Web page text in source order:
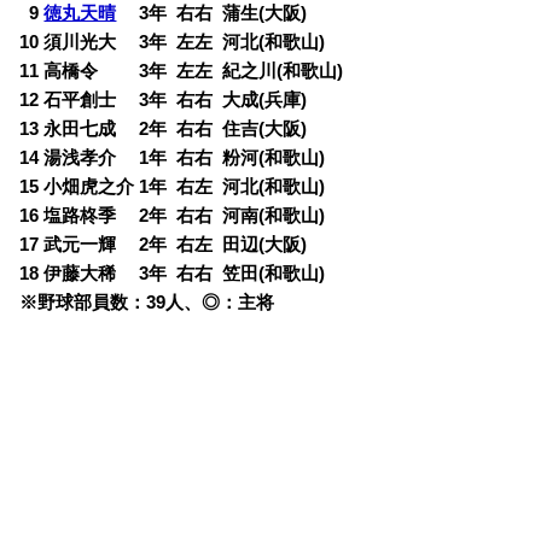
09徳丸天晴3年 右右 蒲生(大阪)
10 須川光大 3年 左左 河北(和歌山)
11 高橋令 3年 左左 紀之川(和歌山)
12 石平創士 3年 右右 大成(兵庫)
13 永田七成 2年 右右 住吉(大阪)
14 湯浅孝介 1年 右右 粉河(和歌山)
15 小畑虎之介 1年 右左 河北(和歌山)
16 塩路柊季 2年 右右 河南(和歌山)
17 武元一輝 2年 右左 田辺(大阪)
18 伊藤大稀 3年 右右 笠田(和歌山)
※野球部員数：39人、◎：主将